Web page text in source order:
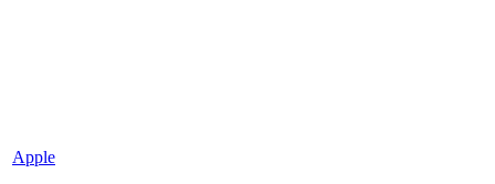
Apple